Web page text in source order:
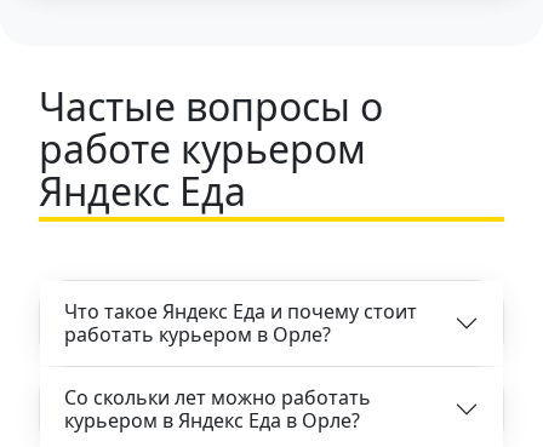
Частые вопросы о
работе курьером
Яндекс Еда
Что такое Яндекс Еда и почему стоит
работать курьером в Орле?
Со скольки лет можно работать
курьером в Яндекс Еда в Орле?